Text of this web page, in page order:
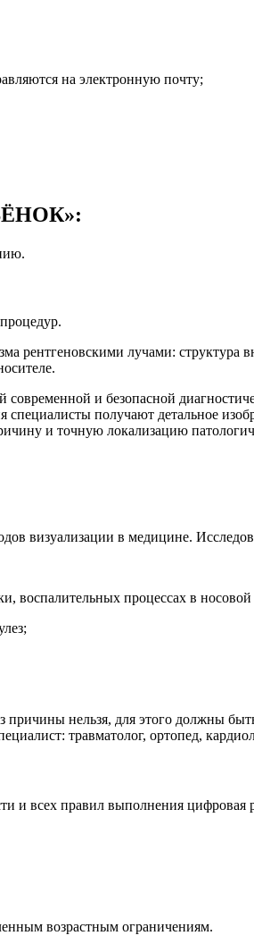
на электронную почту;
рентгеновскими лучами: структура
и безопасной
специалисты получают детальное
и точную локализацию
визуализации в медицине.
воспалительных процессах в
нельзя, для этого должны
травматолог, ортопед,
и всех правил выполнения
возрастным ограничениям.